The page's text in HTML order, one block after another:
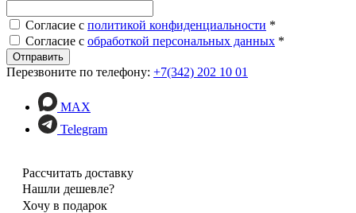
Согласие с политикой конфиденциальности *
Согласие с обработкой персональных данных *
Перезвоните по телефону: +7(342) 202 10 01
MAX
Telegram
Рассчитать доставку
Нашли дешевле?
Хочу в подарок